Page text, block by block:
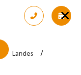
Landes